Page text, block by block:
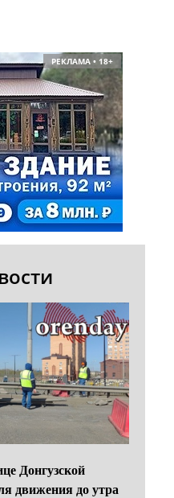
РЕКЛАМА • 18+
Донгузской
движения до утра